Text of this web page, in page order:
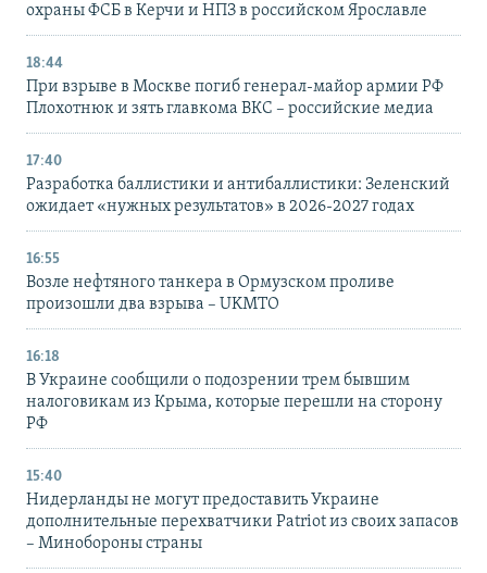
охраны ФСБ в Керчи и НПЗ в российском Ярославле
18:44
При взрыве в Москве погиб генерал-майор армии РФ
Плохотнюк и зять главкома ВКС – российские медиа
17:40
Разработка баллистики и антибаллистики: Зеленский
ожидает «нужных результатов» в 2026-2027 годах
16:55
Возле нефтяного танкера в Ормузском проливе
произошли два взрыва – UKMTO
16:18
В Украине сообщили о подозрении трем бывшим
налоговикам из Крыма, которые перешли на сторону
РФ
15:40
Нидерланды не могут предоставить Украине
дополнительные перехватчики Patriot из своих запасов
– Минобороны страны